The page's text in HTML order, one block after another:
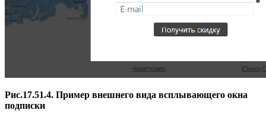
Рис.17.51.4. Пример внешнего вида всплывающего окна
подписки